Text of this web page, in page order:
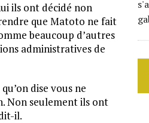
ils ont décidé non
que Matoto ne fait
beaucoup d’autres
administratives de
dise vous ne
Non seulement ils ont
il.